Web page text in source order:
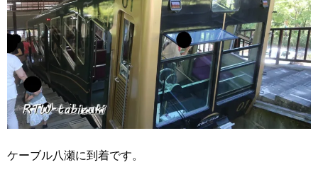
ケーブル八瀬に到着です。